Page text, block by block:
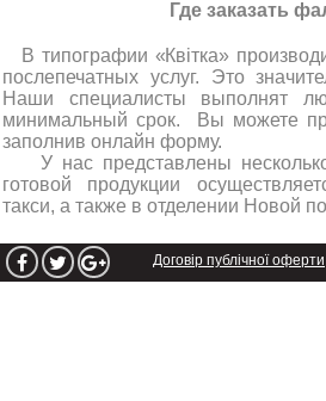
Где заказать
В типографии «Квітка»
послепечатных услуг. Это
Наши специалисты выполнят
минимальный срок. Вы можете
заполнив онлайн форму.
У нас представлены
готовой продукции
такси, а также в отделении Новой
Договір публічної оферти